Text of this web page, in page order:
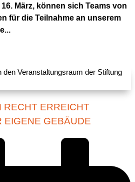
März, können sich Teams von
für die Teilnahme an unserem
RECHT ERREICHT
EIGENE GEBÄUDE